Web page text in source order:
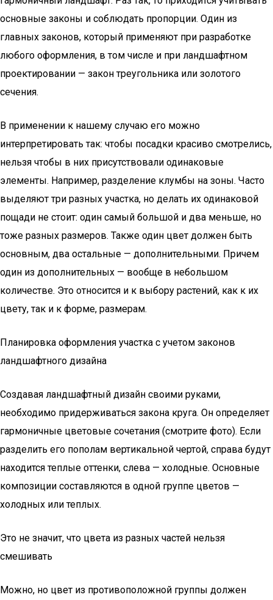
основные законы и соблюдать пропорции. Один из
главных законов, который применяют при разработке
любого оформления, в том числе и при ландшафтном
проектировании — закон треугольника или золотого
сечения.
В применении к нашему случаю его можно
интерпретировать так: чтобы посадки красиво смотрелись,
нельзя чтобы в них присутствовали одинаковые
элементы. Например, разделение клумбы на зоны. Часто
выделяют три разных участка, но делать их одинаковой
пощади не стоит: один самый большой и два меньше, но
тоже разных размеров. Также один цвет должен быть
основным, два остальные — дополнительными. Причем
один из дополнительных — вообще в небольшом
количестве. Это относится и к выбору растений, как к их
цвету, так и к форме, размерам.
Планировка оформления участка с учетом законов
ландшафтного дизайна
Создавая ландшафтный дизайн своими руками,
необходимо придерживаться закона круга. Он определяет
гармоничные цветовые сочетания (смотрите фото). Если
разделить его пополам вертикальной чертой, справа будут
находится теплые оттенки, слева — холодные. Основные
композиции составляются в одной группе цветов —
холодных или теплых.
Это не значит, что цвета из разных частей нельзя
смешивать
Можно, но цвет из противоположной группы должен